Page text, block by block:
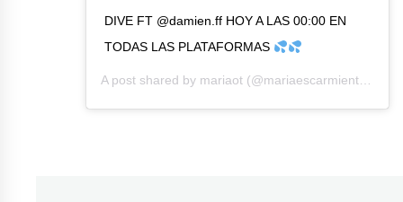
DIVE FT @damien.ff HOY A LAS 00:00 EN
TODAS LAS PLATAFORMAS
A post shared by mariaot (@mariaescarmiento) on